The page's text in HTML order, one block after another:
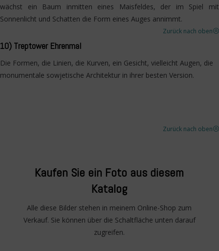
wächst ein Baum inmitten eines Maisfeldes, der im Spiel mit
Sonnenlicht und Schatten die Form eines Auges annimmt.
Zurück nach oben>
10) Treptower Ehrenmal
Die Formen, die Linien, die Kurven, ein Gesicht, vielleicht Augen, die
monumentale sowjetische Architektur in ihrer besten Version.
Zurück nach oben>
Kaufen Sie ein Foto aus diesem
Katalog
Alle diese Bilder stehen in meinem Online-Shop zum
Verkauf. Sie können über die Schaltfläche unten darauf
zugreifen.